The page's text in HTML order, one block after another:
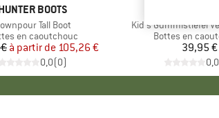
BOOTS
Tall Boot
group
en caoutchouc
Prix
Prix réduit
à partir de 105,26 €
0,0(0)
Article
Kid's Gummistiefel
Product group
Bottes en
Prix
39,95 €
0,0